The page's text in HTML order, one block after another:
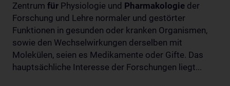
Zentrum für Physiologie und Pharmakologie der
Forschung und Lehre normaler und gestörter
Funktionen in gesunden oder kranken Organismen,
sowie den Wechselwirkungen derselben mit
Molekülen, seien es Medikamente oder Gifte. Das
hauptsächliche Interesse der Forschungen liegt...